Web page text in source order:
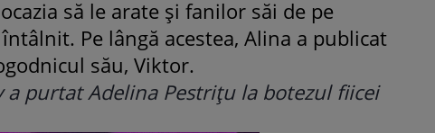
să le arate şi fanilor săi de pe
Pe lângă acestea, Alina a publicat
său, Viktor.
a purtat Adelina Pestriţu la botezul fiicei
strălucit la banchet. Mikaela a
purtat o rochie creată de
mamă și i-a împrumutat
Valentino: „M-am simțit ca o
prințesă”